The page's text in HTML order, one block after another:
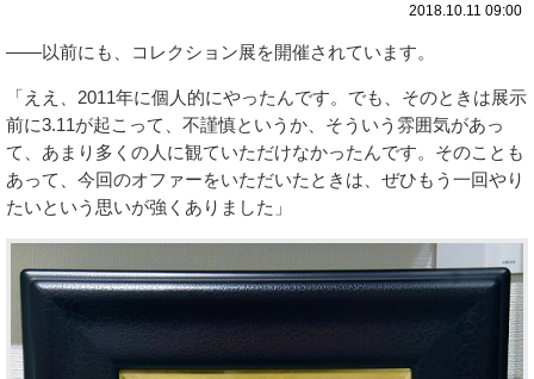
2018.10.11 09:00
――以前にも、コレクション展を開催されています。
「ええ、2011年に個人的にやったんです。でも、そのときは展示
前に3.11が起こって、不謹慎というか、そういう雰囲気があっ
て、あまり多くの人に観ていただけなかったんです。そのことも
あって、今回のオファーをいただいたときは、ぜひもう一回やり
たいという思いが強くありました」